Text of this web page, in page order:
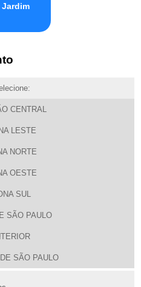
CENTRAL
LESTE
NORTE
OESTE
SUL
SÃO PAULO
SÃO PAULO